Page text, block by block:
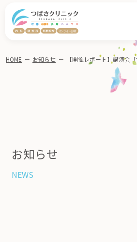
お知らせ
NEWS
HOME － お知らせ －